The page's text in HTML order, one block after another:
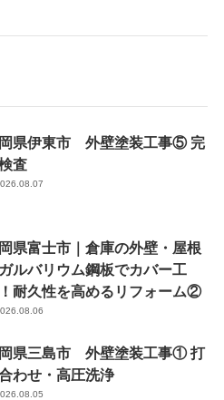
県伊東市 外壁塗装工事⑤ 完
査
県富士市｜倉庫の外壁・屋根
ルバリウム鋼板でカバー工
耐久性を高めるリフォーム②
県三島市 外壁塗装工事① 打
わせ・高圧洗浄